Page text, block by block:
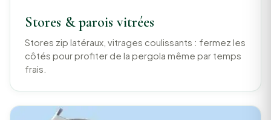
Stores & parois vitrées
Stores zip latéraux, vitrages coulissants : fermez les
côtés pour profiter de la pergola même par temps
frais.